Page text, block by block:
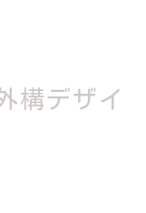
構デザイ